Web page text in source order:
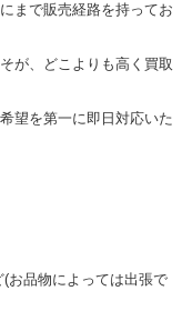
まで販売経路を持ってお
が、どこよりも高く買取
望を第一に即日対応いた
お品物によっては出張で